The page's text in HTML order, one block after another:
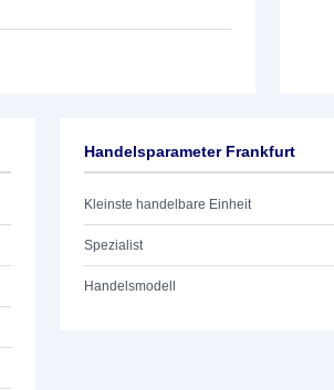
Handelsparameter Frankfurt
Kleinste handelbare Einheit
Spezialist
Handelsmodell